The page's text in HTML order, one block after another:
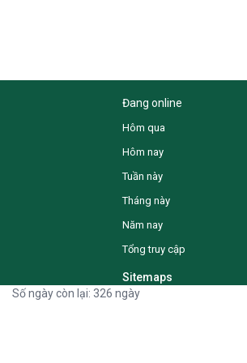
Đang online
Hôm qua
Hôm nay
Tuần này
Tháng này
Năm nay
Tổng truy cập
Sitemaps
Số ngày còn lại: 326 ngày